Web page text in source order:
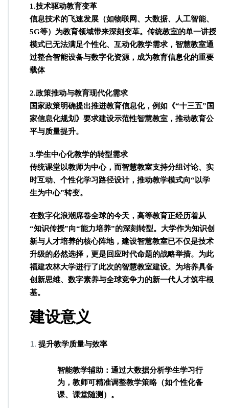
1.技术驱动教育变革
信息技术的飞速发展（如物联网、大数据、人工智能、
5G等）为教育领域带来深刻变革。传统教室的单一讲授
模式已无法满足个性化、互动化教学需求，智慧教室通
过整合智能设备与数字化资源，成为教育信息化的重要
载体
2.政策推动与教育现代化需求
国家政策明确提出推进教育信息化，例如《“十三五”国
家信息化规划》要求建设示范性智慧教室，推动教育公
平与质量提升。
3.学生中心化教学的转型需求
传统课堂以教师为中心，而智慧教室支持分组讨论、实
时互动、个性化学习路径设计，推动教学模式向“以学
生为中心”转变。
在数字化浪潮席卷全球的今天，高等教育正经历着从
“知识传授”向“能力培养”的深刻转型。大学作为知识创
新与人才培养的核心阵地，建设智慧教室已不仅是技术
升级的必然选择，更是回应时代命题的战略举措。为此
福建农林大学进行了此次的智慧教室建设。为培养具备
创新思维、数字素养与全球竞争力的新一代人才筑牢根
基。
建设意义
​​提升教学质量与效率​​
​​智能教学辅助​​：通过大数据分析学生学习行
为，教师可精准调整教学策略（如个性化备
课、课堂随测） 。